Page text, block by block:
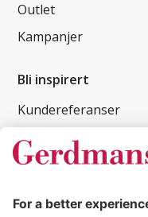
Outlet
Kampanjer
Bli inspirert
Kundereferanser
Magasin
Tips og guider
Kontakt